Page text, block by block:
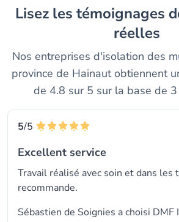
Lisez les témoignages de personnes
réelles
Nos entreprises d'isolation des
province de Hainaut obtiennent
de 4.8 sur 5 sur la base de
5/5
Excellent service
Travail réalisé avec soin et dans les
recommande.
Sébastien de Soignies a choisi DMF